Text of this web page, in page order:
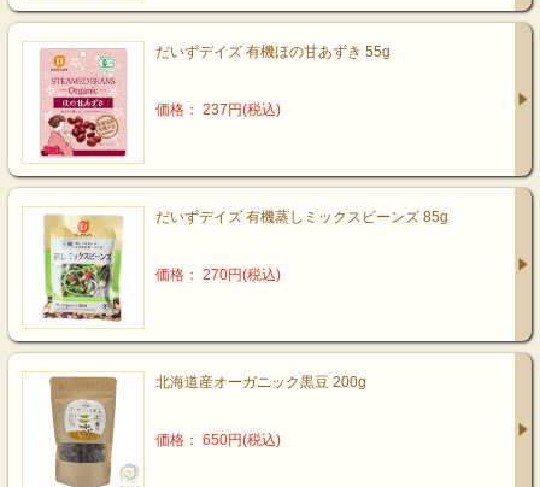
だいずデイズ 有機ほの甘あずき 55g
価格： 237円(税込)
だいずデイズ 有機蒸しミックスビーンズ 85g
価格： 270円(税込)
北海道産オーガニック黒豆 200g
価格： 650円(税込)